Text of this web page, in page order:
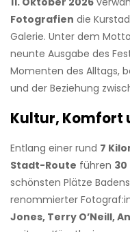
Fotografien die
Galerie. Unter dem Motto
neunte Ausgabe des
Momenten des Alltags,
und der Beziehung
Kultur, Komfort
Entlang einer rund 7
Stadt-Route führen
schönsten Plätze
renommierter
Jones, Terry O’Neill,